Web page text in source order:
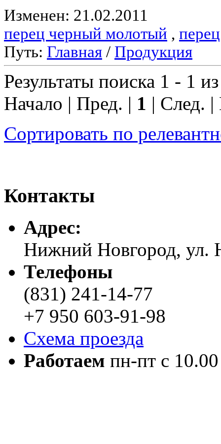
Изменен: 21.02.2011
перец черный молотый , перец
Путь: Главная / Продукция
Результаты поиска 1 - 1
Начало | Пред. | 1 | След.
Сортировать по
Контакты
Адреc:
Нижний Новгород, ул.
Телефоны
(831) 241-14-77
+7 950 603-91-98
Схема проезда
Работаем пн-пт с